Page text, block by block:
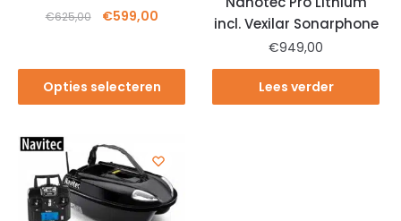
€625,00 €599,00
Opties selecteren
incl. Vexilar Sonarphone
€949,00
Lees verder